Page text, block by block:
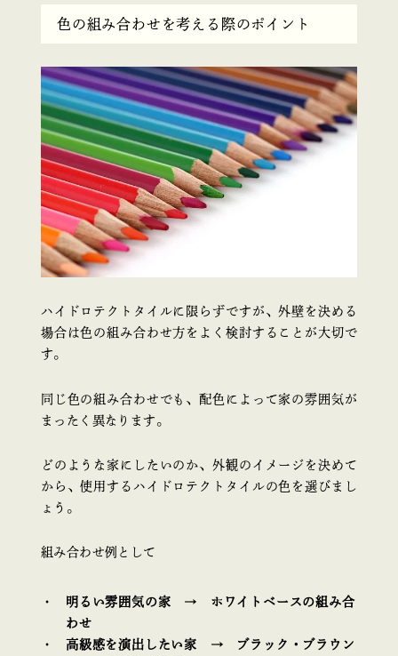
色の組み合わせを考える際のポイント
ハイドロテクトタイルに限らずですが、外壁を決める
場合は色の組み合わせ方をよく検討することが大切で
す。
同じ色の組み合わせでも、配色によって家の雰囲気が
まったく異なります。
どのような家にしたいのか、外観のイメージを決めて
から、使用するハイドロテクトタイルの色を選びまし
ょう。
組み合わせ例として
明るい雰囲気の家 → ホワイトベースの組み合
わせ
高級感を演出したい家 → ブラック・ブラウン